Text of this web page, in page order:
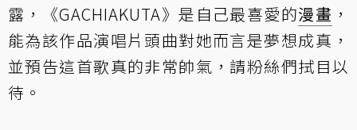
露，《GACHIAKUTA》是自己最喜愛的漫畫 ，
能為該作品演唱片頭曲對她而言是夢想成真，
並預告這首歌真的非常帥氣，請粉絲們拭目以
待。